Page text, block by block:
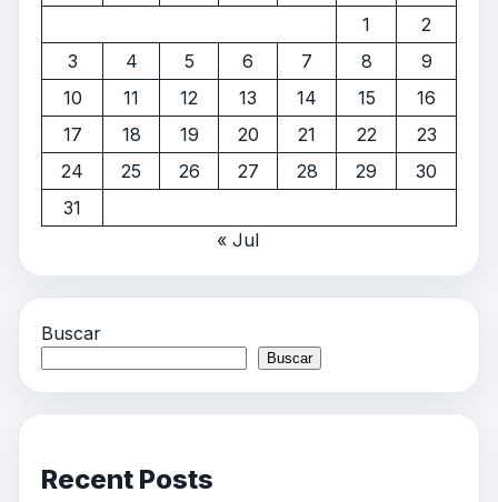
1
2
3
4 5 6 7 8
9
10
11 12 13 14 15
16
17
18 19 20 21 22
23
24
25 26 27 28 29
30
31
« Jul
Buscar
Buscar
Recent Posts